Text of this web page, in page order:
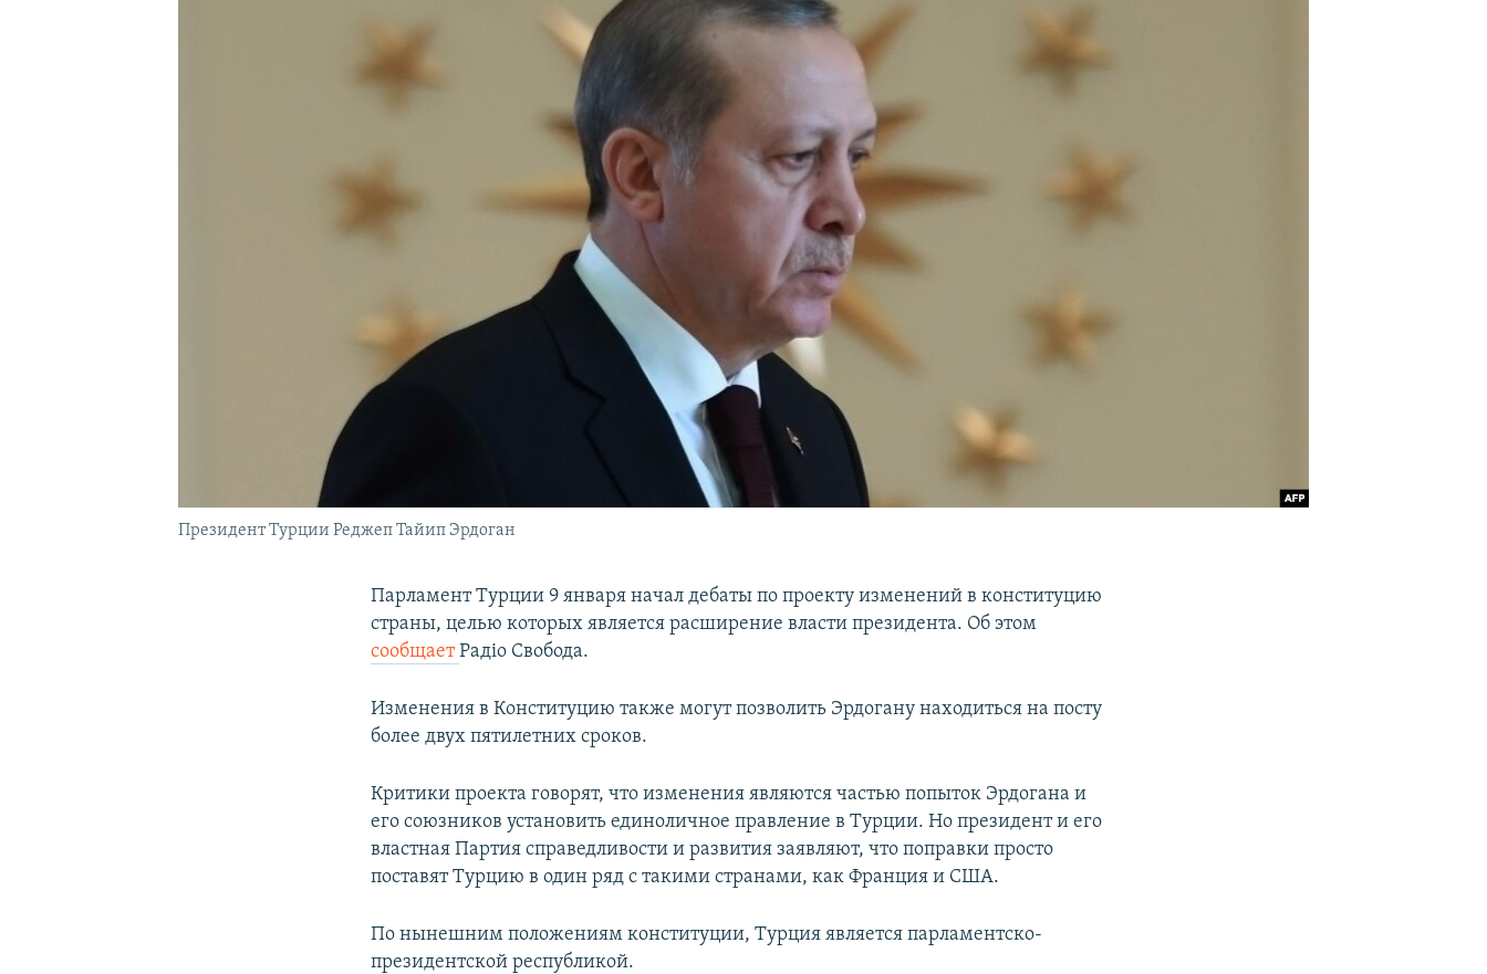
Президент Турции Реджеп Тайип Эрдоган
Парламент Турции 9 января начал дебаты по проекту изменений в конституцию
страны, целью которых является расширение власти президента. Об этом
сообщаетРадіо Свобода.
Изменения в Конституцию также могут позволить Эрдогану находиться на посту
более двух пятилетних сроков.
Критики проекта говорят, что изменения являются частью попыток Эрдогана и
его союзников установить единоличное правление в Турции. Но президент и его
властная Партия справедливости и развития заявляют, что поправки просто
поставят Турцию в один ряд с такими странами, как Франция и США.
По нынешним положениям конституции, Турция является парламентско-
президентской республикой.